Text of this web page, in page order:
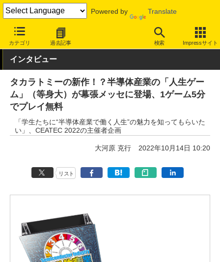
Powered by Translate
カテゴリ 過去記事 検索 Impressサイト
INTERNET Watch イベント 2022
インタビュー
タカラトミーの新作！？半導体産業の「人生ゲー
ム」（等身大）が幕張メッセに登場、1ゲーム5分
でプレイ無料
「学生たちに“半導体産業で働く人生”の魅力を知ってもらいた
い」、CEATEC 2022の主催者企画
大河原 克行 2022年10月14日 10:20
リスト